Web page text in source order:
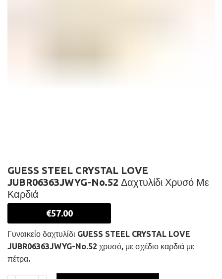
GUESS STEEL CRYSTAL LOVE
JUBR06363JWYG-No.52 Δαχτυλίδι Χρυσό Με
Καρδιά
€57.00
Γυναικείο δαχτυλίδι GUESS STEEL CRYSTAL LOVE
JUBR06363JWYG-No.52 χρυσό, με σχέδιο καρδιά με
πέτρα.